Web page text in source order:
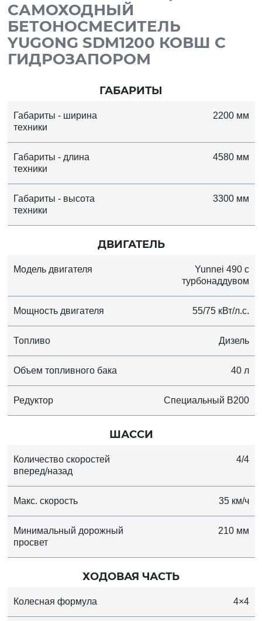
САМОХОДНЫЙ
БЕТОНОСМЕСИТЕЛЬ
YUGONG SDM1200 КОВШ С
ГИДРОЗАПОРОМ
ГАБАРИТЫ
Габариты - ширина
техники
2200 мм
Габариты - длина
техники
4580 мм
Габариты - высота
техники
3300 мм
ДВИГАТЕЛЬ
Модель двигателя
Yunnei 490 с
турбонаддувом
Мощность двигателя 55/75 кВт/л.с.
Топливо Дизель
Объем топливного бака 40 л
Редуктор Специальный B200
ШАССИ
Количество скоростей
вперед/назад
4/4
Макс. скорость 35 км/ч
Минимальный дорожный
просвет
210 мм
ХОДОВАЯ ЧАСТЬ
Колесная формула 4×4